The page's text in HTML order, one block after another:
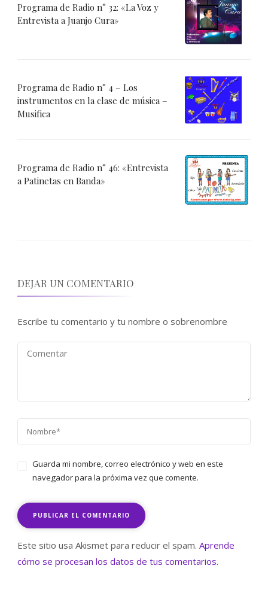
Programa de Radio n° 32: «La Voz y
Entrevista a Juanjo Cura»
Programa de Radio n° 4 – Los
instrumentos en la clase de música –
Musifica
Programa de Radio n° 46: «Entrevista
a Patinetas en Banda»
DEJAR UN COMENTARIO
Escribe tu comentario y tu nombre o sobrenombre
Guarda mi nombre, correo electrónico y web en este
navegador para la próxima vez que comente.
Este sitio usa Akismet para reducir el spam. Aprende
cómo se procesan los datos de tus comentarios.